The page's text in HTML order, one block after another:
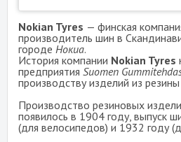
Nokian Tyres — финская
производитель шин в
городе Нокиа.
История компании Nokian Tyres
предприятия Suomen
производству изделий из
Производство резиновых
появилось в 1904 году, выпуск
(для велосипедов) и 1932 году